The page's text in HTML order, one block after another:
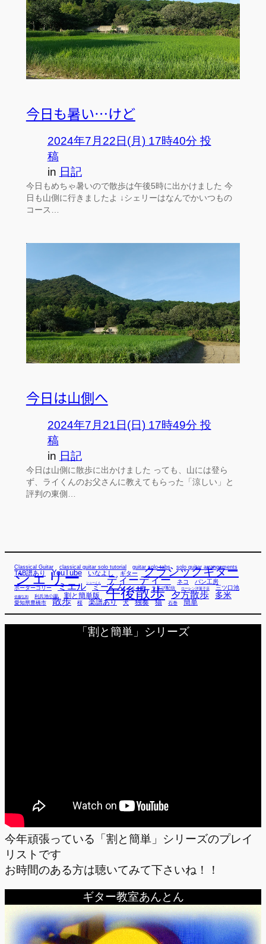
今日も暑い…けど
2024年7月22日(月) 17時40分 投
稿
in 日記
今日もめちゃ暑いので散歩は午後5時に出かけました 今
日も山側に行きましたよ ↓シェリーはなんでかいつもの
コース…
今日は山側へ
2024年7月21日(日) 17時49分 投
稿
in 日記
今日は山側に散歩に出かけました っても、山には登ら
ず、ライくんのお父さんに教えてもらった「涼しい」と
評判の東側…
Classical Guitar classical guitar solo tutorial guitar solo tabs solo guitar arrangements
TAB譜あり YouTube いなよし ギター クラシックギター
シェリー シューくん ディーディー ネコ パン工房
ボーダーコリー ミエル ミーくん ミー君 ライブ配信 ローレン洋菓子店 三ツ口池
佐藤弘和 利兵池公園 割と簡単版 午後散歩 夕方散歩 多米
愛知県豊橋市 散歩 桜 楽譜あり 犬 独奏 猫 石巻 簡単
「割と簡単」シリーズ
今年頑張っている「割と簡単」シリーズのプレイ
リストです
お時間のある方は聴いてみて下さいね！！
ギター教室あんとん